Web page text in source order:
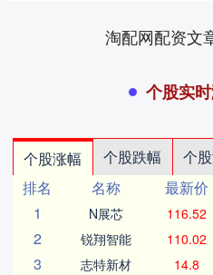
淘配网配资文
个股实
个股涨幅 个股跌幅 个
排名
名称 最新价
1
N展芯 116.52
2 锐翔智能 110.02
3 志特新材 14.8